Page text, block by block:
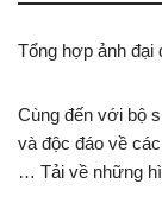
Tổng hợp ảnh đại
Cùng đến với bộ
và độc đáo về
… Tải về những